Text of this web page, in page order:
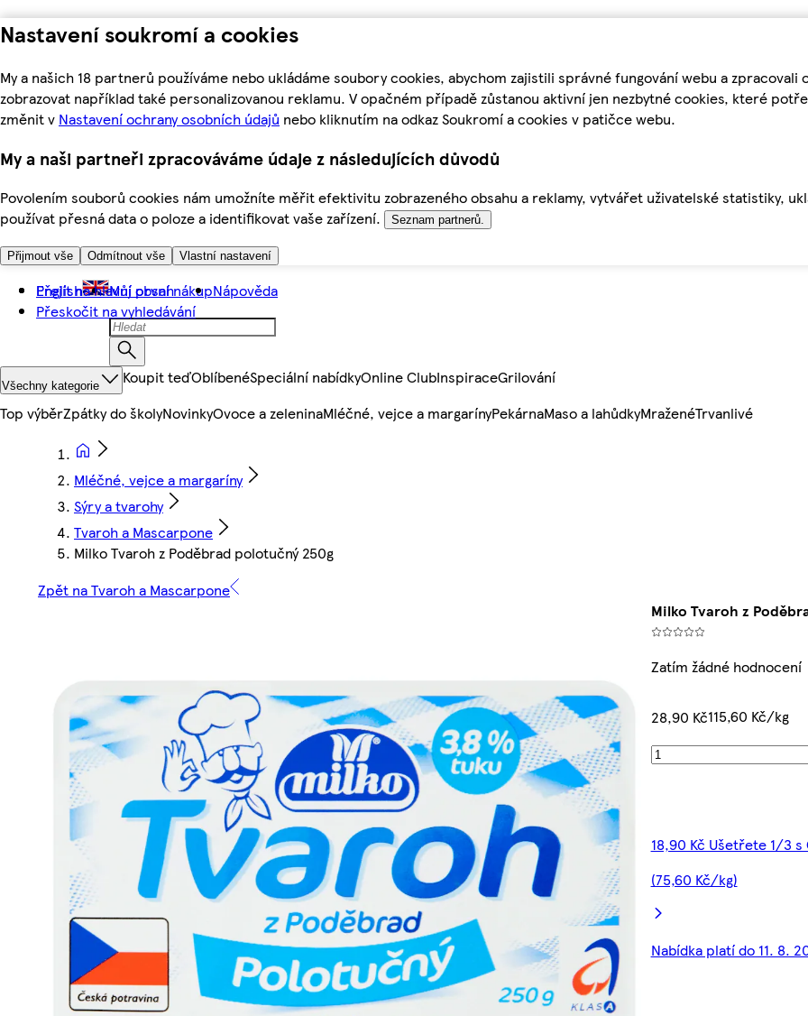
Nastavení soukromí a cookies
My a našich 18 partnerů používáme nebo ukládáme soubory cookies, abychom zajistili správné fungování webu a
zobrazovat například také personalizovanou reklamu. V opačném případě zůstanou aktivní jen nezbytné cookies, které
změnit v Nastavení ochrany osobních údajů nebo kliknutím na odkaz Soukromí a cookies v patičce webu.
My a naši partneři zpracováváme údaje z následujících důvodů
Povolením souborů cookies nám umožníte měřit efektivitu zobrazeného obsahu a reklamy, vytvářet uživatelské statistiky,
používat přesná data o poloze a identifikovat vaše zařízení.
Seznam partnerů.
Přijmout vše Odmítnout vše Vlastní nastavení
Přejít na hlavní obsah
Přeskočit na vyhledávání
English Můj první nákupNápověda
Všechny kategorie Koupit teďOblíbenéSpeciální nabídkyOnline ClubInspiraceGrilování
Top výběrZpátky do školyNovinkyOvoce a zeleninaMléčné, vejce a margarínyPekárnaMaso a lahůdkyMraženéTrvanlivé
Mléčné, vejce a margaríny
Sýry a tvarohy
Tvaroh a Mascarpone
Milko Tvaroh z Poděbrad polotučný 250g
Zpět na Tvaroh a Mascarpone
Milko Tvaroh z
Zatím žádné hodnocení
28,90 Kč115,60 Kč/kg
18,90 Kč Ušetřete 1/3
(75,60 Kč/kg)
Nabídka platí do 11. 8.